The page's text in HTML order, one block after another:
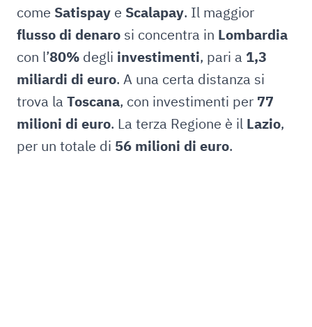
come Satispay e Scalapay. Il maggior
flusso di denaro si concentra in Lombardia
con l’80% degli investimenti, pari a 1,3
miliardi di euro. A una certa distanza si
trova la Toscana, con investimenti per 77
milioni di euro. La terza Regione è il Lazio,
per un totale di 56 milioni di euro.